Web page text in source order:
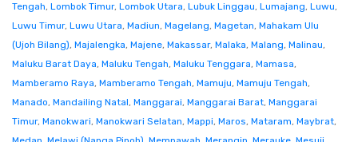
Tengah, Lombok Timur, Lombok Utara, Lubuk Linggau, Lumajang, Luwu,
Luwu Timur, Luwu Utara, Madiun, Magelang, Magetan, Mahakam Ulu
(Ujoh Bilang), Majalengka, Majene, Makassar, Malaka, Malang, Malinau,
Maluku Barat Daya, Maluku Tengah, Maluku Tenggara, Mamasa,
Mamberamo Raya, Mamberamo Tengah, Mamuju, Mamuju Tengah,
Manado, Mandailing Natal, Manggarai, Manggarai Barat, Manggarai
Timur, Manokwari, Manokwari Selatan, Mappi, Maros, Mataram, Maybrat,